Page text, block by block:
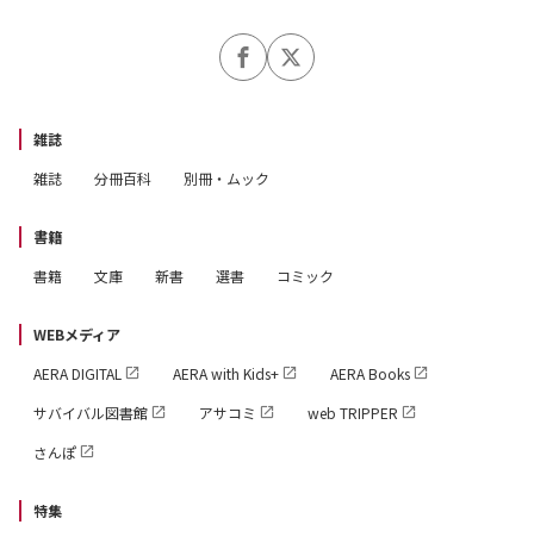
雑誌
雑誌
分冊百科 別冊・ムック
書籍
書籍
文庫 新書 選書 コミック
WEBメディア
AERA DIGITAL
AERA with Kids+
AERA Books
サバイバル図書館
アサコミ
web TRIPPER
さんぽ
特集